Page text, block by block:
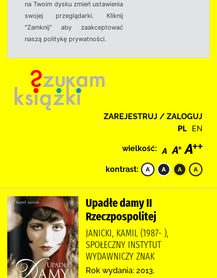
na Twoim dysku zmień ustawienia
swojej przeglądarki. Kliknij
"Zamknij" aby zaakceptować
naszą politykę prywatności.
ZAREJESTRUJ / ZALOGUJ
PL EN
wielkość:
kontrast:
Upadłe damy II
Rzeczpospolitej
JANICKI, KAMIL (1987- ),
SPOŁECZNY INSTYTUT
WYDAWNICZY ZNAK
Rok wydania: 2013.